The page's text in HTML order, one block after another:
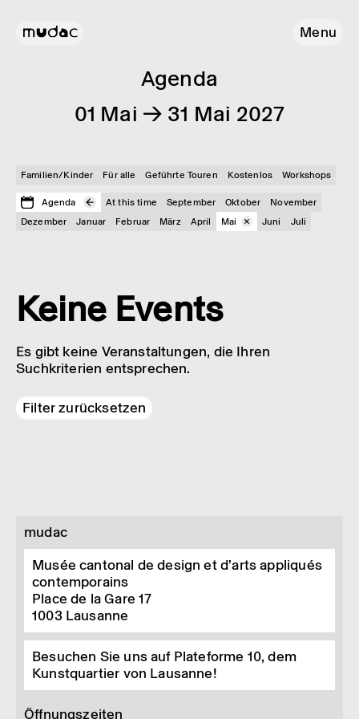
Menu
Agenda
01 Mai → 31 Mai 2027
Familien/Kinder Für alle Geführte Touren Kostenlos Workshops
Agenda At this time September Oktober
November
Dezember
Januar Februar März April Mai Juni Juli
Keine Events
Es gibt keine Veranstaltungen, die Ihren
Suchkriterien entsprechen.
Filter zurücksetzen
mudac
Musée cantonal de design et d’arts appliqués
contemporains
Place de la Gare 17
1003 Lausanne
Besuchen Sie uns auf Plateforme 10, dem
Kunstquartier von Lausanne!
Öffnungszeiten